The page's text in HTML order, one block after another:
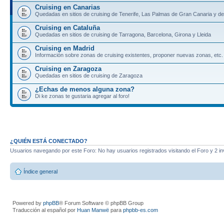
Cruising en Canarias
Quedadas en sitios de cruising de Tenerife, Las Palmas de Gran Canaria y
Cruising en Cataluña
Quedadas en sitios de cruising de Tarragona, Barcelona, Girona y Lleida
Cruising en Madrid
Información sobre zonas de cruising existentes, proponer nuevas zonas, etc.
Cruising en Zaragoza
Quedadas en sitios de cruising de Zaragoza
¿Echas de menos alguna zona?
Di ke zonas te gustaria agregar al foro!
¿QUIÉN ESTÁ CONECTADO?
Usuarios navegando por este Foro: No hay usuarios registrados visitando el Foro y 2
Índice general
Powered by phpBB® Forum Software © phpBB Group
Traducción al español por Huan Manwë para phpbb-es.com